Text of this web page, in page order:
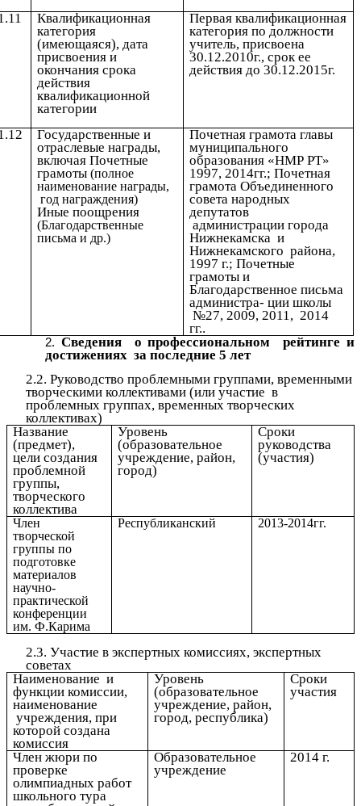
Квалификационная
категория
(имеющаяся), дата
присвоения и
окончания срока
действия
квалификационной
категории
Первая квалификационная
категория по должности
учитель, присвоена
30.12.2010г., срок ее
действия до 30.12.2015г.
Государственные и
отраслевые награды,
включая Почетные
грамоты(полное
наименование награды,
год награждения)
Иные поощрения
(Благодарственные
письма и др.)
Почетная грамота главы
муниципального
образования «НМР РТ»
1997, 2014гг.; Почетная
грамота Объединенного
совета народных
депутатов
администрации города
Нижнекамска и
Нижнекамского района,
1997 г.; Почетные
грамоты и
Благодарственное письма
администра- ции школы
№27, 2009, 2011, 2014
гг..
Сведения о профессиональном рейтинге и
достижениях за последние 5 лет
2.2. Руководство проблемными группами, временными
творческими коллективами (или участие в
проблемных группах, временных творческих
коллективах)
Название
(предмет),
цели создания
проблемной
группы,
творческого
коллектива
Уровень
(образовательное
учреждение, район,
город)
Сроки
руководства
(участия)
Член
творческой
группы по
подготовке
материалов
научно-
практической
конференции
им. Ф.Карима
Республиканский 2013-2014гг.
2.3. Участие в экспертных комиссиях, экспертных
советах
Наименование и
функции комиссии,
наименование
учреждения, при
которой создана
комиссия
Уровень
(образовательное
учреждение, район,
город, республика)
Сроки
участия
Член жюри по
проверке
олимпиадных работ
школьного тура
Образовательное
учреждение
2014 г.